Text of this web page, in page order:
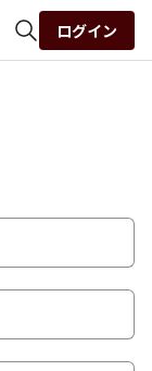
ログイン